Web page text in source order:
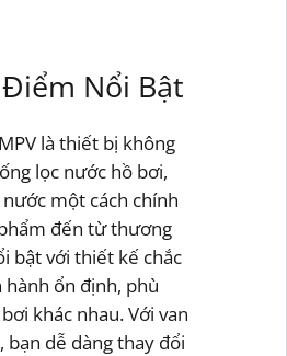
Nổi Bật
là thiết bị không
lọc nước hồ bơi,
một cách chính
đến từ thương
bật với thiết kế chắc
hành ổn định, phù
khác nhau. Với van
bạn dễ dàng thay đổi